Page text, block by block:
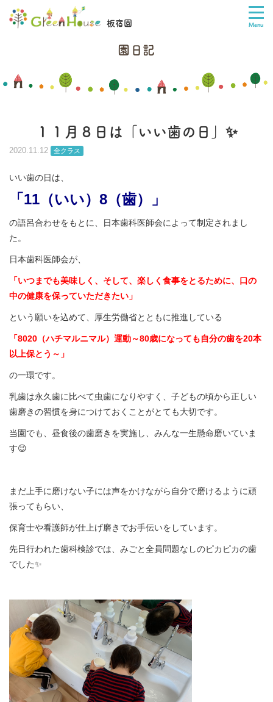
板宿園
園日記
１１月８日は「いい歯の日」✨
2020.11.12 全クラス
いい歯の日は、
「11（いい）8（歯）」
の語呂合わせをもとに、日本歯科医師会によって制定されまし
た。
日本歯科医師会が、
「いつまでも美味しく、そして、楽しく食事をとるために、口の
中の健康を保っていただきたい」
という願いを込めて、厚生労働省とともに推進している
「8020（ハチマルニマル）運動～80歳になっても自分の歯を20本
以上保とう～」
の一環です。
乳歯は永久歯に比べて虫歯になりやすく、子どもの頃から正しい
歯磨きの習慣を身につけておくことがとても大切です。
当園でも、昼食後の歯磨きを実施し、みんな一生懸命磨いていま
す😉
まだ上手に磨けない子には声をかけながら自分で磨けるように頑
張ってもらい、
保育士や看護師が仕上げ磨きでお手伝いをしています。
先日行われた歯科検診では、みごと全員問題なしのピカピカの歯
でした✨